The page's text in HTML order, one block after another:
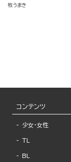
（単話版）
牧うまき
コンテンツ
少女・女性
TL
BL